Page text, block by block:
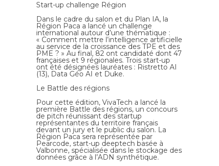
Start-up challenge Région
Dans le cadre du salon et du Plan IA, la
Région Paca a lancé un challenge
international autour d’une thématique :
« Comment mettre l’intelligence artificielle
au service de la croissance des TPE et des
PME ? » Au final, 82 ont candidaté dont 47
françaises et 9 régionales. Trois start-up
ont été désignées lauréates : Ristretto AI
(13), Data Géo AI et Duke.
Le Battle des régions
Pour cette édition, VivaTech a lancé la
première Battle des régions, un concours
de pitch réunissant des startup
représentantes du territoire français
devant un jury et le public du salon. La
Région Paca sera représentée par
Pearcode, start-up deeptech basée à
Valbonne, spécialisée dans le stockage des
données grâce à l’ADN synthétique.